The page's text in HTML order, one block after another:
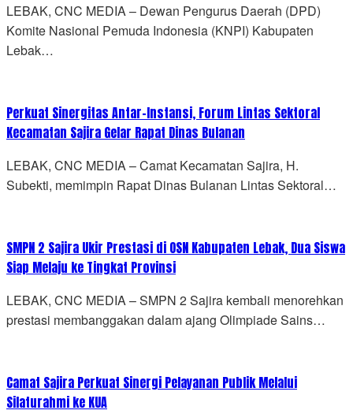
LEBAK, CNC MEDIA – Dewan Pengurus Daerah (DPD)
Komite Nasional Pemuda Indonesia (KNPI) Kabupaten
Lebak…
Perkuat Sinergitas Antar-Instansi, Forum Lintas Sektoral
Kecamatan Sajira Gelar Rapat Dinas Bulanan
LEBAK, CNC MEDIA – Camat Kecamatan Sajira, H.
Subekti, memimpin Rapat Dinas Bulanan Lintas Sektoral…
SMPN 2 Sajira Ukir Prestasi di OSN Kabupaten Lebak, Dua Siswa
Siap Melaju ke Tingkat Provinsi
LEBAK, CNC MEDIA – SMPN 2 Sajira kembali menorehkan
prestasi membanggakan dalam ajang Olimpiade Sains…
Camat Sajira Perkuat Sinergi Pelayanan Publik Melalui
Silaturahmi ke KUA